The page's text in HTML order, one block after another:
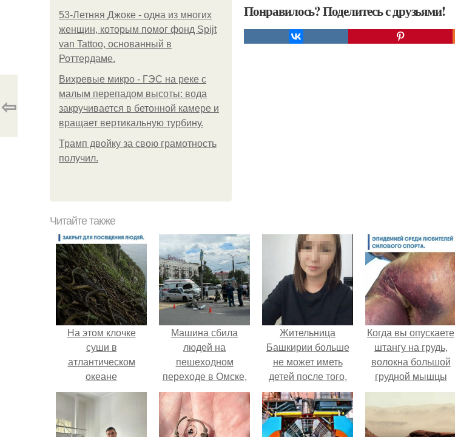
53-Летняя Джоке - одна из многих
женщин, которым помог фонд Spijt
van Tattoo, основанный в
Роттердаме.
Вихревые микро - ГЭС на реке с
малым перепадом высоты: вода
закручивается в бетонной камере и
вращает вертикальную турбину.
Трамп двойку за свою грамотность
получил.
Понравилось? Поделитесь с друзьями!
⇦
Читайте также
На этом клочке
суши в
атлантическом
океане
концентрация
ядовитых змей
Машина сбила
людей на
пешеходном
переходе в Омске,
пострадали 8
человек.
Жительница
Башкирии больше
не может иметь
детей после того,
как медики сделали
ей аборт на шестом
месяце
Когда вы опускаете
штангу на грудь,
волокна большой
грудной мышцы
оказываются в
фазе пикового
эксцентрического